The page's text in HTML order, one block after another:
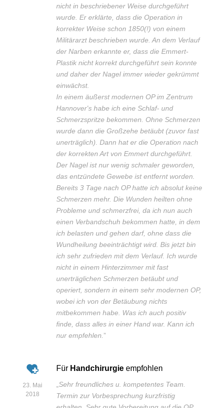
nicht in beschriebener Weise durchgeführt
wurde. Er erklärte, dass die Operation in
korrekter Weise schon 1850(!) von einem
Militärarzt beschrieben wurde. An dem Verlauf
der Narben erkannte er, dass die Emmert-
Plastik nicht korrekt durchgeführt sein konnte
und daher der Nagel immer wieder gekrümmt
einwächst.
In einem äußerst modernen OP im Zentrum
Hannover's habe ich eine Schlaf- und
Schmerzspritze bekommen. Ohne Schmerzen
wurde dann die Großzehe betäubt (zuvor fast
unerträglich). Dann hat er die Operation nach
der korrekten Art von Emmert durchgeführt.
Der Nagel ist nur wenig schmaler geworden,
das entzündete Gewebe ist entfernt worden.
Bereits 3 Tage nach OP hatte ich absolut keine
Schmerzen mehr. Die Wunden heilten ohne
Probleme und schmerzfrei, da ich nun auch
einen Verbandschuh bekommen hatte, in dem
ich belasten und gehen darf, ohne dass die
Wundheilung beeinträchtigt wird. Bis jetzt bin
ich sehr zufrieden mit dem Verlauf. Ich wurde
nicht in einem Hinterzimmer mit fast
unerträglichen Schmerzen betäubt und
operiert, sondern in einem sehr modernen OP,
wobei ich von der Betäubung nichts
mitbekommen habe. Was ich auch positiv
finde, dass alles in einer Hand war. Kann ich
nur empfehlen. ”
23. Mai
2018
Für Handchirurgie empfohlen
„Sehr freundliches u. kompetentes Team.
Termin zur Vorbesprechung kurzfristig